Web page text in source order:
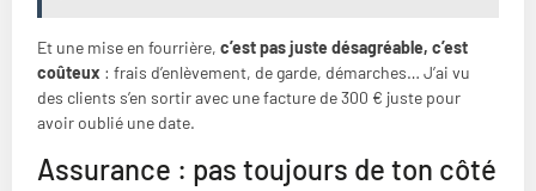
Et une mise en fourrière, c’est pas juste désagréable, c’est
coûteux : frais d’enlèvement, de garde, démarches… J’ai vu
des clients s’en sortir avec une facture de 300 € juste pour
avoir oublié une date.
Assurance : pas toujours de ton côté